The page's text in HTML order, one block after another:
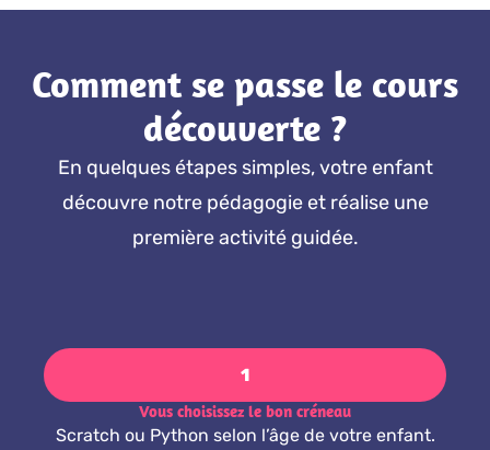
Comment se passe le cours
découverte ?
En quelques étapes simples, votre enfant
découvre notre pédagogie et réalise une
première activité guidée.
1
Vous choisissez le bon créneau
Scratch ou Python selon l’âge de votre enfant.